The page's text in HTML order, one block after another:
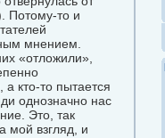
Потому-то и
мнением.
«отложили»,
кто-то пытается
однозначно нас
Это, так
мой взгляд, и